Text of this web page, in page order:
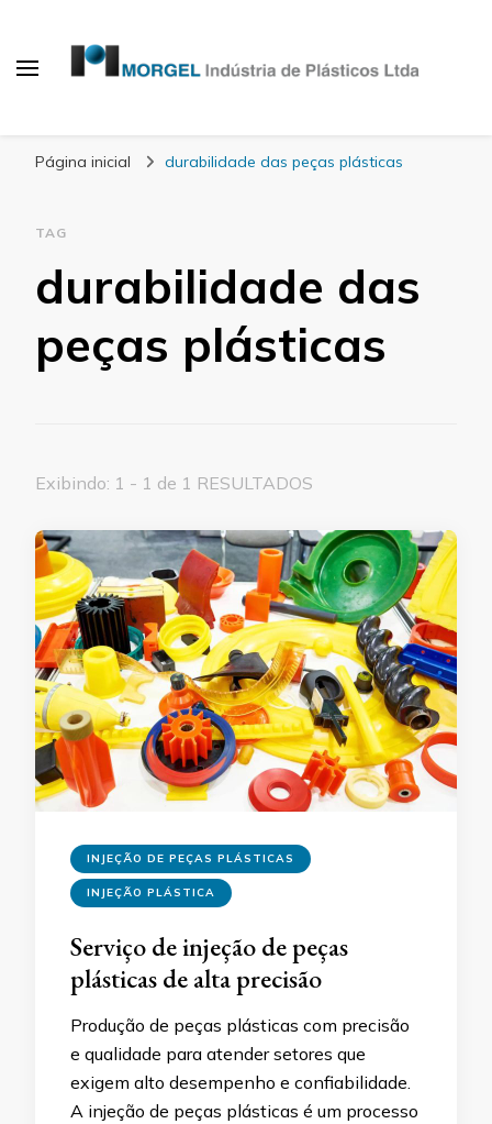
Página inicial durabilidade das peças plásticas
TAG
durabilidade das
peças plásticas
Exibindo: 1 - 1 de 1 RESULTADOS
INJEÇÃO DE PEÇAS PLÁSTICAS
INJEÇÃO PLÁSTICA
Serviço de injeção de peças
plásticas de alta precisão
Produção de peças plásticas com precisão
e qualidade para atender setores que
exigem alto desempenho e confiabilidade.
A injeção de peças plásticas é um processo